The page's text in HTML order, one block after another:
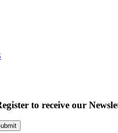
to receive our